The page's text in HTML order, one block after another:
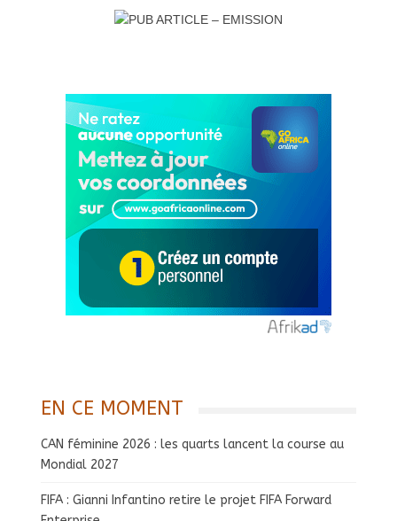
EN CE MOMENT
CAN féminine 2026 : les quarts lancent la course au
Mondial 2027
FIFA : Gianni Infantino retire le projet FIFA Forward